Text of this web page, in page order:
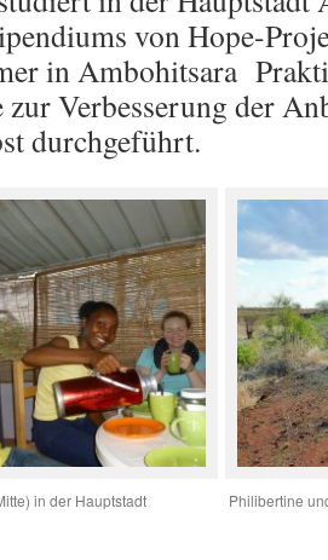
von Hope-
in Ambohitsara
Verbesserung der
durchgeführt.
in der Hauptstadt Philibertine